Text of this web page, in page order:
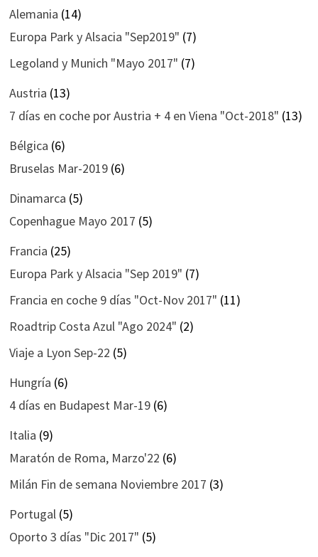
Alemania (14)
Europa Park y Alsacia "Sep2019" (7)
Legoland y Munich "Mayo 2017" (7)
Austria (13)
7 días en coche por Austria + 4 en Viena "Oct-2018" (13)
Bélgica (6)
Bruselas Mar-2019(6)
Dinamarca (5)
Copenhague Mayo 2017 (5)
Francia (25)
Europa Park y Alsacia "Sep 2019" (7)
Francia en coche 9 días "Oct-Nov 2017" (11)
Roadtrip Costa Azul "Ago 2024" (2)
Viaje a Lyon Sep-22 (5)
Hungría (6)
4 días en Budapest Mar-19(6)
Italia (9)
Maratón de Roma, Marzo'22 (6)
Milán Fin de semana Noviembre 2017 (3)
Portugal (5)
Oporto 3 días "Dic 2017" (5)